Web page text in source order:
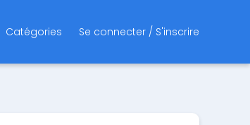
Catégories Se connecter / S'inscrire